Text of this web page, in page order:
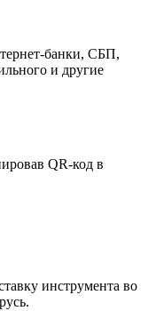
банки, СБП,
и другие
QR-код в
инструмента во